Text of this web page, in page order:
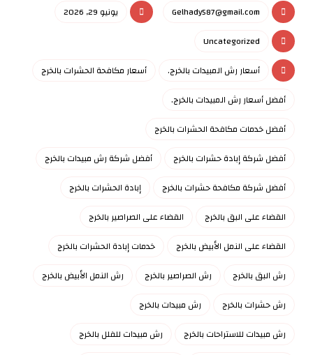
Gelhady587@gmail.com
يونيو 29, 2026
Uncategorized
أسعار رش المبيدات بالخرج.
أسعار مكافحة الحشرات بالخرج
أفضل أسعار رش المبيدات بالخرج.
أفضل خدمات مكافحة الحشرات بالخرج
أفضل شركة إبادة حشرات بالخرج
أفضل شركة رش مبيدات بالخرج
أفضل شركة مكافحة حشرات بالخرج
إبادة الحشرات بالخرج
القضاء على البق بالخرج
القضاء على الصراصير بالخرج
القضاء على النمل الأبيض بالخرج
خدمات إبادة الحشرات بالخرج
رش البق بالخرج
رش الصراصير بالخرج
رش النمل الأبيض بالخرج
رش حشرات بالخرج
رش مبيدات بالخرج
رش مبيدات للاستراحات بالخرج
رش مبيدات للفلل بالخرج